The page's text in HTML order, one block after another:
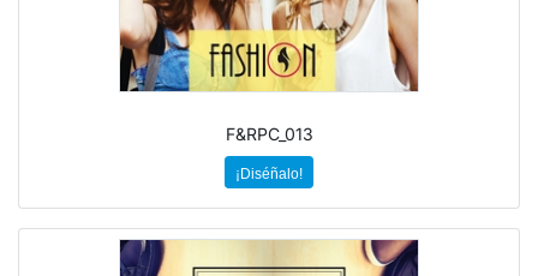
F&RPC_013
¡Diséñalo!